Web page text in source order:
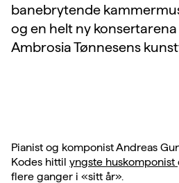
banebrytende
og en helt ny
Ambrosia Tønnesens
Pianist og komponist Andreas
Kodes hittil yngste huskomponist
flere ganger i «sitt år».